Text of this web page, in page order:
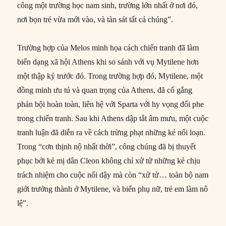
công một trường học nam sinh, trường lớn nhất ở nơi đó,
nơi bọn trẻ vừa mới vào, và tàn sát tất cả chúng”.
Trường hợp của Melos minh họa cách chiến tranh đã làm
biến dạng xã hội Athens khi so sánh với vụ Mytilene hơn
một thập kỷ trước đó. Trong trường hợp đó, Mytilene, một
đồng minh ưu tú và quan trọng của Athens, đã cố gắng
phản bội hoàn toàn, liên hệ với Sparta với hy vọng đổi phe
trong chiến tranh. Sau khi Athens dập tắt âm mưu, một cuộc
tranh luận đã diễn ra về cách trừng phạt những kẻ nổi loạn.
Trong “cơn thịnh nộ nhất thời”, công chúng đã bị thuyết
phục bởi kẻ mị dân Cleon không chỉ xử tử những kẻ chịu
trách nhiệm cho cuộc nổi dậy mà còn “xử tử… toàn bộ nam
giới trưởng thành ở Mytilene, và biến phụ nữ, trẻ em làm nô
lệ”.